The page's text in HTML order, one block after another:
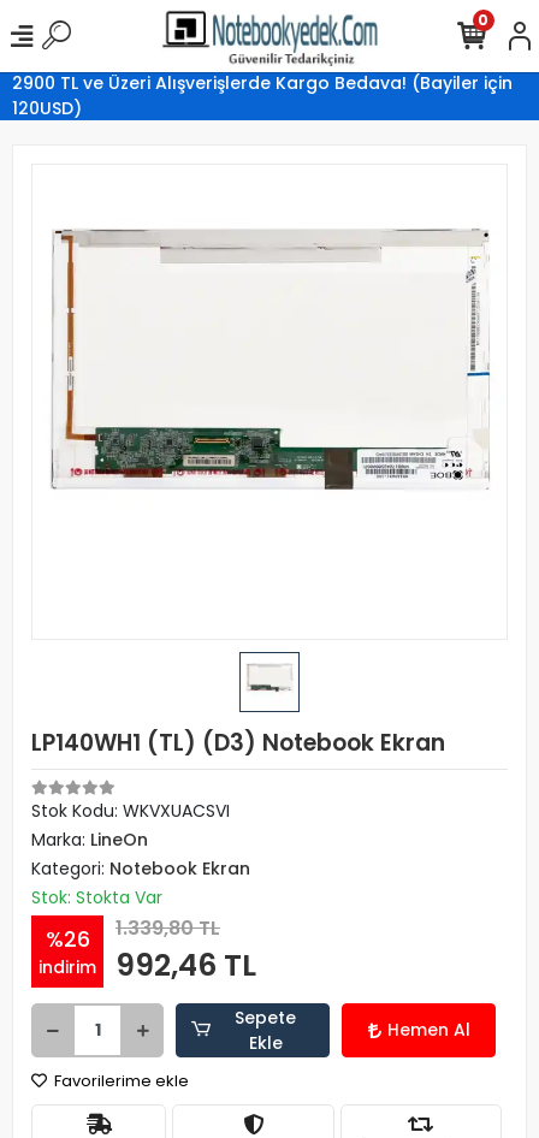
2900 TL ve Üzeri Alışverişlerde Kargo Bedava! (Bayiler için
120USD)
0
LP140WH1 (TL) (D3) Notebook Ekran
Stok Kodu: WKVXUACSVI
Marka: LineOn
Kategori: Notebook Ekran
Stok: Stokta Var
%26
indirim
1.339,80 TL
992,46 TL
Sepete
Ekle
Hemen Al
Favorilerime ekle